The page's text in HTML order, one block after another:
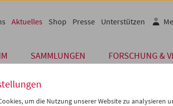
SAMMLUNGEN FORSCHUNG &
Aktuelles Shop Presse Unterstützen
um die Nutzung unserer Website zu analysieren